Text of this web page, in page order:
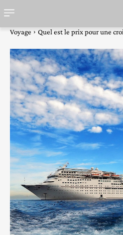
Voyage Quel est le prix pour une